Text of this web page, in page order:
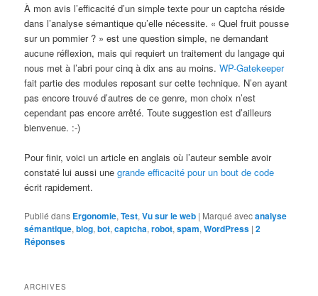
À mon avis l’efficacité d’un simple texte pour un captcha réside
dans l’analyse sémantique qu’elle nécessite. « Quel fruit pousse
sur un pommier ? » est une question simple, ne demandant
aucune réflexion, mais qui requiert un traitement du langage qui
nous met à l’abri pour cinq à dix ans au moins.WP-Gatekeeper
fait partie des modules reposant sur cette technique. N’en ayant
pas encore trouvé d’autres de ce genre, mon choix n’est
cependant pas encore arrêté. Toute suggestion est d’ailleurs
bienvenue. :-)
Pour finir, voici un article en anglais où l’auteur semble avoir
constaté lui aussi unegrande efficacité pour un bout de code
écrit rapidement.
Publié dans Ergonomie,Test,Vu sur le web | Marqué avecanalyse
sémantique,blog,bot,captcha,robot,spam,WordPress |2
Réponses
ARCHIVES